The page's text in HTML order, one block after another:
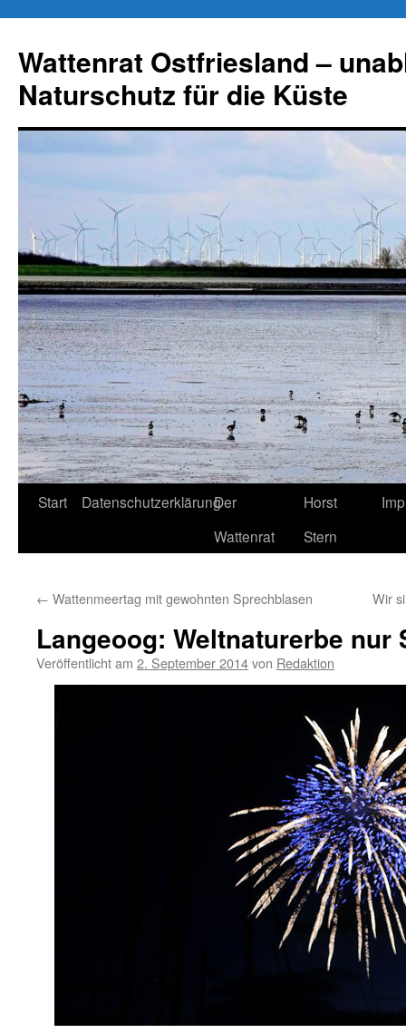
springen
Wattenrat Ostfriesland –
Naturschutz für die Küste
Start DatenschutzerklärungDer
Wattenrat
Horst
Stern
← Wattenmeertag mit gewohnten Sprechblasen Wir
Langeoog: Weltnaturerbe nur
Veröffentlicht am 2. September 2014von Redaktion